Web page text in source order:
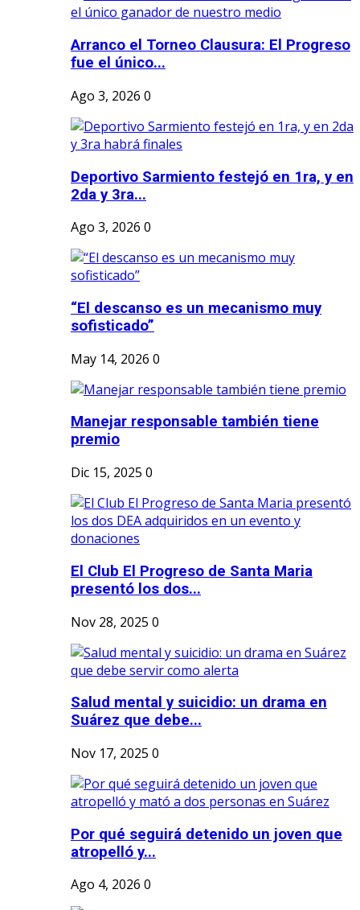
Arranco el Torneo Clausura: El Progreso
fue el único...
Ago 3, 2026 0
Deportivo Sarmiento festejó en 1ra, y en
2da y 3ra...
Ago 3, 2026 0
“El descanso es un mecanismo muy
sofisticado”
May 14, 2026 0
Manejar responsable también tiene
premio
Dic 15, 2025 0
El Club El Progreso de Santa Maria
presentó los dos...
Nov 28, 2025 0
Salud mental y suicidio: un drama en
Suárez que debe...
Nov 17, 2025 0
Por qué seguirá detenido un joven que
atropelló y...
Ago 4, 2026 0